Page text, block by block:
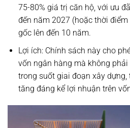
75-80% giá trị căn hộ, với ưu
đến năm 2027 (hoặc thời
gốclên đến 10 năm.
Lợi ích:Chính sách này cho
vốn ngân hàng mà không
trong suốt giai đoạn xây
tăng đáng kể lợi nhuận trên